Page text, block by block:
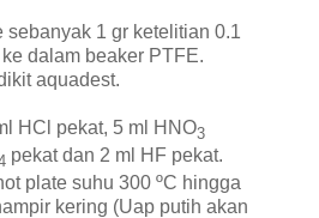
sebanyak 1 gr ketelitian 0.1
dalam beaker PTFE.
aquadest.
HCl pekat, 5 ml HNO3
pekat dan 2 ml HF pekat.
plate suhu 300 ºC hingga
kering (Uap putih akan